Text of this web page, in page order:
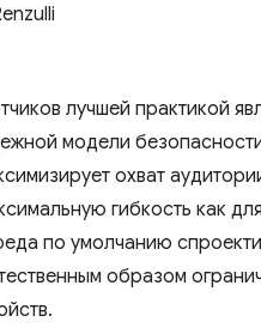
лучшей практикой
модели
охват
гибкость как
по умолчанию
образом